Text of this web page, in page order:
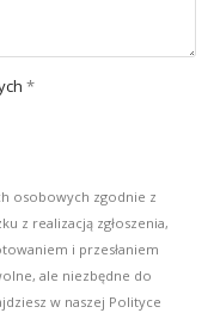
*
osobowych zgodnie z
z realizacją zgłoszenia,
i przesłaniem
ale niezbędne do
w naszej Polityce